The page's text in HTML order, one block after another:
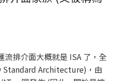
流排介面大概就是 ISA 了，全
Architecture)，由